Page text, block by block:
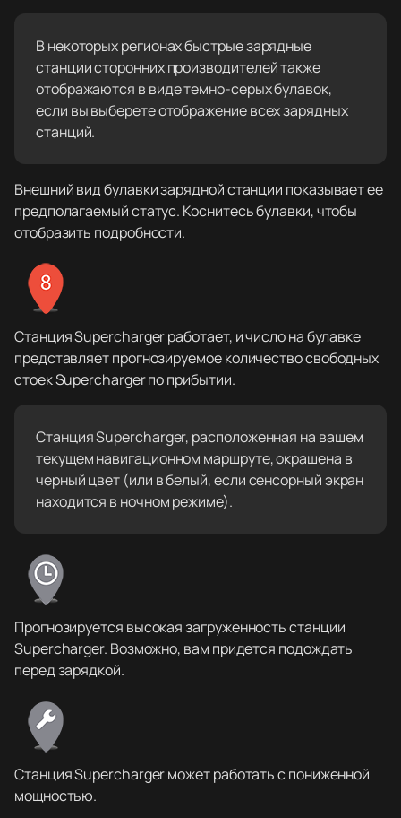
В некоторых регионах быстрые зарядные
станции сторонних производителей также
отображаются в виде темно-серых булавок,
если вы выберете отображение всех зарядных
станций.
Внешний вид булавки зарядной станции показывает ее
предполагаемый статус. Коснитесь булавки, чтобы
отобразить подробности.
Станция Supercharger работает, и число на булавке
представляет прогнозируемое количество свободных
стоек Supercharger по прибытии.
Станция Supercharger, расположенная на вашем
текущем навигационном маршруте, окрашена в
черный цвет (или в белый, если сенсорный экран
находится в ночном режиме).
Прогнозируется высокая загруженность станции
Supercharger. Возможно, вам придется подождать
перед зарядкой.
Станция Supercharger может работать с пониженной
мощностью.